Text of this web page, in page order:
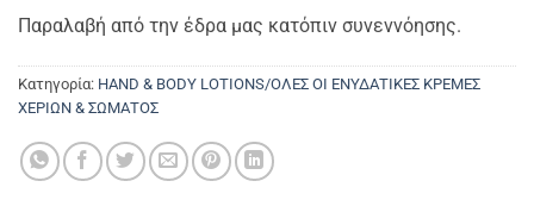
Παραλαβή από την έδρα μας κατόπιν συνεννόησης.
Κατηγορία: HAND & BODY LOTIONS/ΟΛΕΣ ΟΙ ΕΝΥΔΑΤΙΚΕΣ ΚΡΕΜΕΣ
ΧΕΡΙΩΝ & ΣΩΜΑΤΟΣ